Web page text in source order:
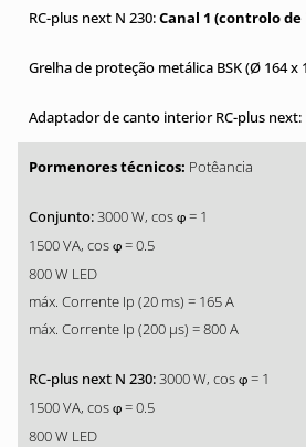
Canal 1 (controlo
Potêancia
3000 W, cos φ = 1
1500 VA, cos φ = 0.5
800 W LED
máx. Corrente Ip (20 ms) = 165 A
máx. Corrente Ip (200 µs) = 800 A
3000 W, cos φ = 1
1500 VA, cos φ = 0.5
800 W LED